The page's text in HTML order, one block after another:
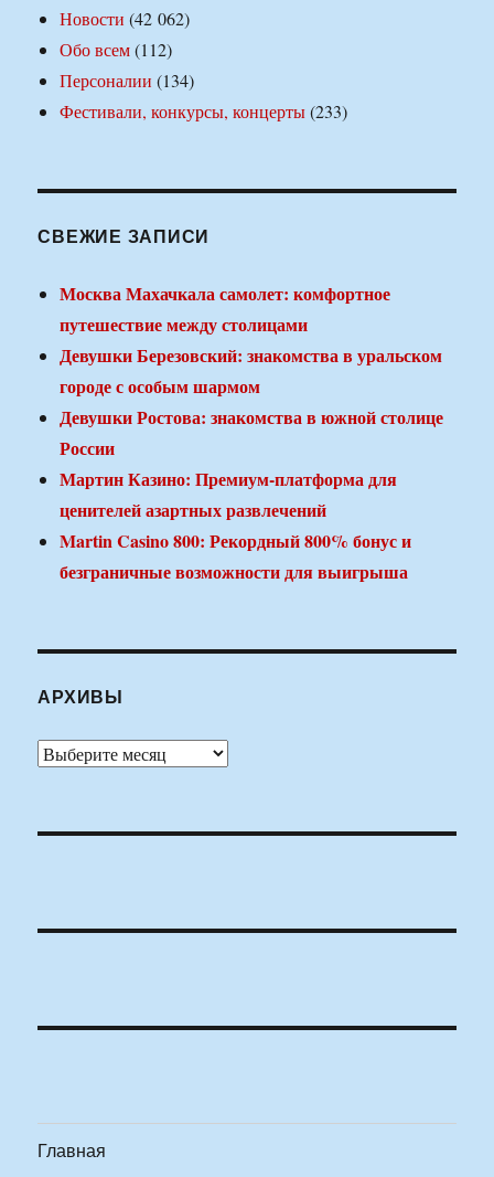
Новости (42 062)
Обо всем(112)
Персоналии (134)
Фестивали, конкурсы, концерты(233)
СВЕЖИЕ ЗАПИСИ
Москва Махачкала самолет: комфортное
путешествие между столицами
Девушки Березовский: знакомства в уральском
городе с особым шармом
Девушки Ростова: знакомства в южной столице
России
Мартин Казино: Премиум-платформа для
ценителей азартных развлечений
Martin Casino 800: Рекордный 800% бонус и
безграничные возможности для выигрыша
АРХИВЫ
Архивы
Главная